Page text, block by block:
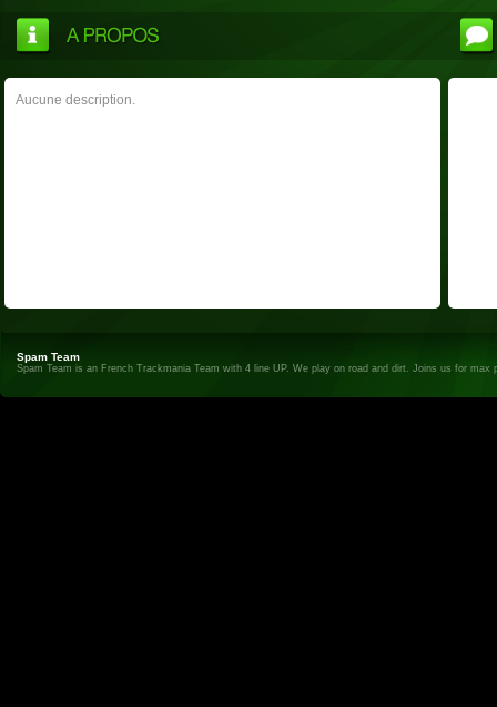
Aucune description.
Spam Team
Spam Team is an French Trackmania Team with 4 line UP. We play on road and dirt. Joins us for max